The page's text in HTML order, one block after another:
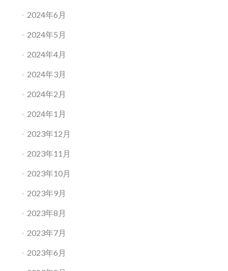
2024年6月
2024年5月
2024年4月
2024年3月
2024年2月
2024年1月
2023年12月
2023年11月
2023年10月
2023年9月
2023年8月
2023年7月
2023年6月